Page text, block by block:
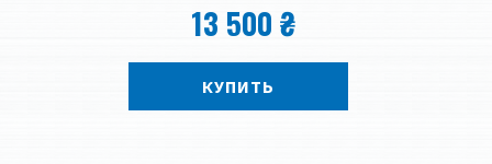
13 500 ₴
КУПИТЬ